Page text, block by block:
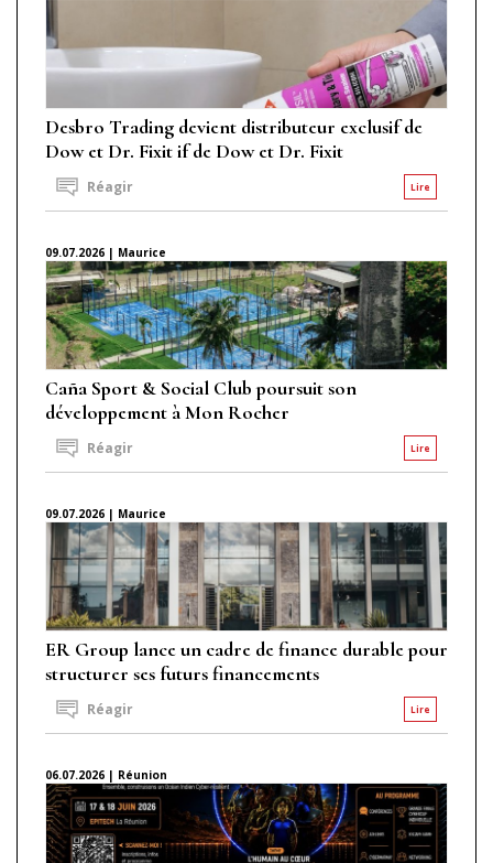
Desbro Trading devient distributeur exclusif de
Dow et Dr. Fixit if de Dow et Dr. Fixit
Lire
Réagir
09.07.2026 | Maurice
Caña Sport & Social Club poursuit son
développement à Mon Rocher
Lire
Réagir
09.07.2026 | Maurice
ER Group lance un cadre de finance durable pour
structurer ses futurs financements
Lire
Réagir
06.07.2026 | Réunion